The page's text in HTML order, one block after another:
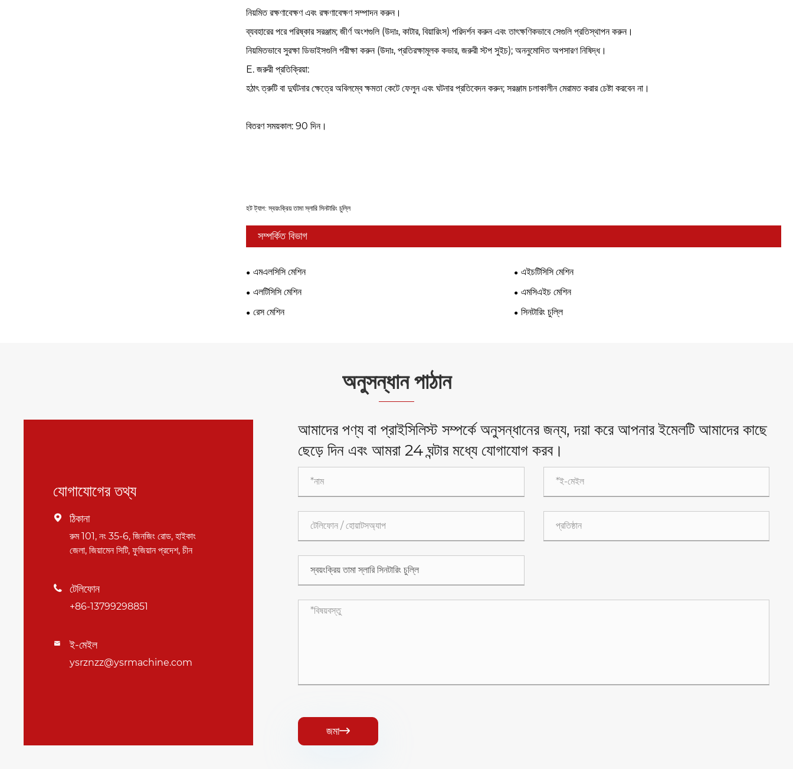
নিয়মিত রক্ষণাবেক্ষণ এবং রক্ষণাবেক্ষণ সম্পাদন করুন।
ব্যবহারের পরে পরিষ্কার সরঞ্জাম; জীর্ণ অংশগুলি (উদাঃ, কাটার, বিয়ারিংস) পরিদর্শন করুন এবং তাৎক্ষণিকভাবে সেগুলি প্রতিস্থাপন করুন।
নিয়মিতভাবে সুরক্ষা ডিভাইসগুলি পরীক্ষা করুন (উদাঃ, প্রতিরক্ষামূলক কভার, জরুরী স্টপ সুইচ); অননুমোদিত অপসারণ নিষিদ্ধ।
E. জরুরী প্রতিক্রিয়া: ‌
হঠাৎ ত্রুটি বা দুর্ঘটনার ক্ষেত্রে অবিলম্বে ক্ষমতা কেটে ফেলুন এবং ঘটনার প্রতিবেদন করুন; সরঞ্জাম চলাকালীন মেরামত করার চেষ্টা করবেন না।
বিতরণ সময়কাল: 90 দিন।
হট ট্যাগ: স্বয়ংক্রিয় তামা স্লারি সিনটারিং চুল্লি
সম্পর্কিত বিভাগ
এমএলসিসি মেশিন
এইচটিসিসি মেশিন
এলটিসিসি মেশিন
এমসিএইচ মেশিন
রেস মেশিন
সিনটারিং চুল্লি
অনুসন্ধান পাঠান
যোগাযোগের তথ্য
 ঠিকানা
রুম 101, নং 35-6, জিনজিং রোড, হাইকাং
জেলা, জিয়ামেন সিটি, ফুজিয়ান প্রদেশ, চীন
 টেলিফোন
+86-13799298851
 ই-মেইল
ysrznzz@ysrmachine.com
আমাদের পণ্য বা প্রাইসিলিস্ট সম্পর্কে অনুসন্ধানের জন্য, দয়া করে আপনার ইমেলটি আমাদের কাছে
ছেড়ে দিন এবং আমরা 24 ঘন্টার মধ্যে যোগাযোগ করব।
জমা